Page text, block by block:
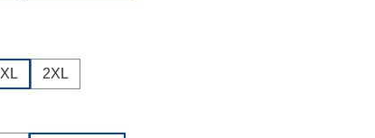
XL 2XL